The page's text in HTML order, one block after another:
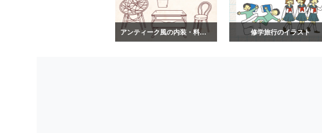
アンティーク風の内装・料理のイラスト 修学旅行のイラスト